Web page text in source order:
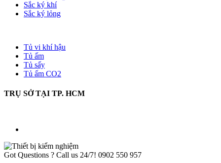
Sắc ký khí
Sắc ký lỏng
Tủ vi khí hậu
Tủ ấm
Tủ sấy
Tủ ấm CO2
TRỤ SỞ TẠI TP. HCM
Got Questions ? Call us 24/7! 0902 550 957